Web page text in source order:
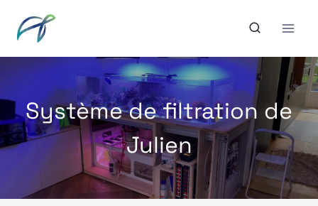
contenu
Système de filtration de
Julien